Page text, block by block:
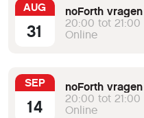
AUG
31
noForth
20:00 tot 21:00
Online
SEP
14
noForth
20:00 tot 21:00
Online